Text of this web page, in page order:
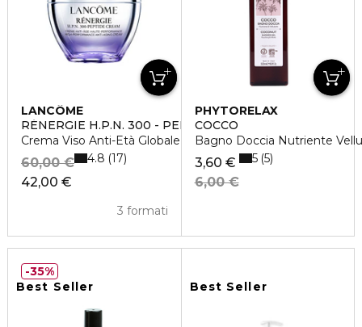
LANCÔME
RÉNERGIE H.P.N. 300 - PEPTIDE CREAM
Crema Viso Anti-Età Globale Alta Performance
42,00 €
60,00 €
3 formati
4.8 17
PHYTORELAX
COCCO
Bagno Doccia Nutriente
3,60 €
6,00 €
5 5
Best Seller
35%
Best Seller